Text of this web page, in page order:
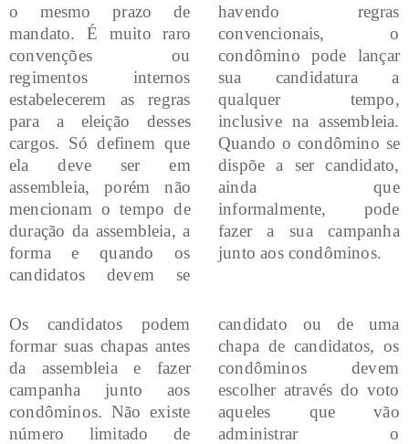
o mesmo prazo de
mandato. É muito raro
convenções ou
regimentos internos
estabelecerem as regras
para a eleição desses
cargos. Só definem que
ela deve ser em
assembleia, porém não
mencionam o tempo de
duração da assembleia, a
forma e quando os
candidatos devem se
havendo regras
convencionais, o
condômino pode lançar
sua candidatura a
qualquer tempo,
inclusive na assembleia.
Quando o condômino se
dispõe a ser candidato,
ainda que
informalmente, pode
fazer a sua campanha
junto aos condôminos.
Os candidatos podem
formar suas chapas antes
da assembleia e fazer
campanha junto aos
condôminos. Não existe
número limitado de
candidato ou de uma
chapa de candidatos, os
condôminos devem
escolher através do voto
aqueles que vão
administrar o